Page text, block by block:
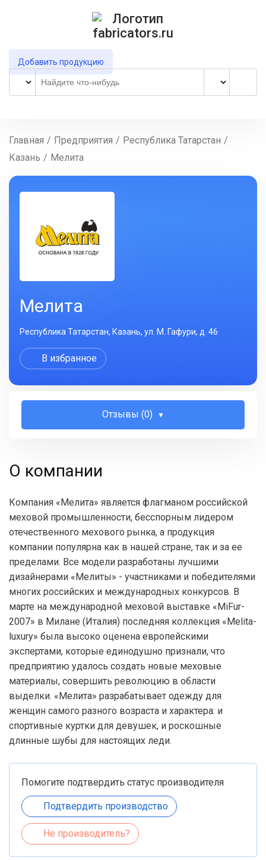
Добавить продукцию
Главная / Предприятия / Республика Татарстан /
Казань / Мелита
Мелита
Республика Татарстан, Казань, ул. М. Гафури, д. 46
В избранное
Отзывы (0)
О компании
Компания «Мелита» является флагманом российской
меховой промышленности, бесспорным лидером
отечественного мехового рынка, а продукция
компании популярна как в нашей стране, так и за ее
пределами. Все модели разработаны лучшими
дизайнерами «Мелиты» - участниками и победителями
многих российских и международных конкурсов. В
марте на международной меховой выставке «MiFur-
2007» в Милане (Италия) последняя коллекция «Melita-
luxury» была высоко оценена европейскими
экспертами, которые единодушно признали, что
предприятию удалось создать новые меховые
материалы, совершить революцию в области
выделки. «Мелита» разрабатывает одежду для
женщин самого разного возраста и характера: и
спортивные куртки для девушек, и роскошные
длинные шубы для настоящих леди.
Помогите подтвердить статус производителя
Подтвердить производство
Не производитель?